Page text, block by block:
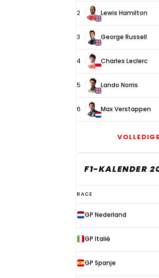
2 Lewis Hamilton
3 George Russell
4 Charles Leclerc
5 Lando Norris
6 Max Verstappen
F1-KALENDER
F1-
kalender
2026
RACE
GP Nederland
GP Italië
GP Spanje